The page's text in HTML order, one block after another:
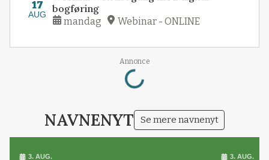
17
AUG
bogføring
mandag Webinar - ONLINE
Annonce
Loading...
NAVNENYT Se mere navnenyt
3. AUG. 3. AUG.